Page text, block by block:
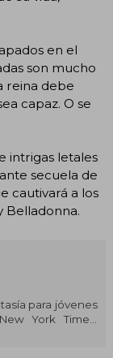
en el
son mucho
reina debe
capaz. O se
intrigas letales
secuela de
cautivará a los
Belladonna.
para jóvenes
York Times,
y El Pacto de la